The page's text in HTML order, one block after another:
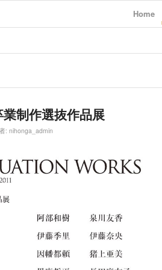
Home
制作選抜作品展
: nihonga_admin